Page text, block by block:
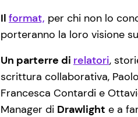
Il format, per chi non lo
porteranno la loro visione
Un parterre di relatori,
scrittura collaborativa,
Francesca Contardi e
Mana­ger di Dra­w­light e a